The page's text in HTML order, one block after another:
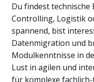
Du findest technische
Controlling, Logistik
spannend, bist
Datenmigration und
Modulkenntnisse in
Lust in agilen und
für komplexe